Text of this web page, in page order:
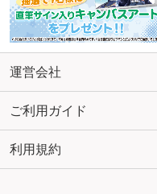
運営会社
ご利用ガイド
利用規約